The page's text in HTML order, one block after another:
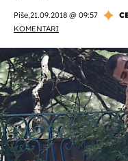
Piše,21.09.2018 @ 09:57
KOMENTARI